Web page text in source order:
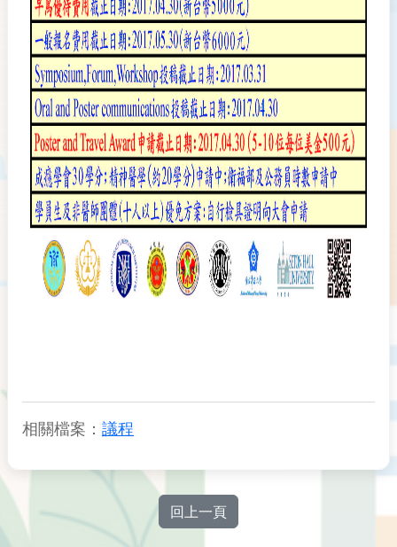
相關檔案： 議程
回上一頁